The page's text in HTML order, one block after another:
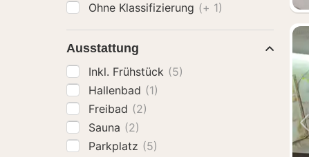
Ohne Klassifizierung (+ 1)
Ausstattung
Inkl. Frühstück (5)
Hallenbad (1)
Freibad (2)
Sauna (2)
Parkplatz (5)